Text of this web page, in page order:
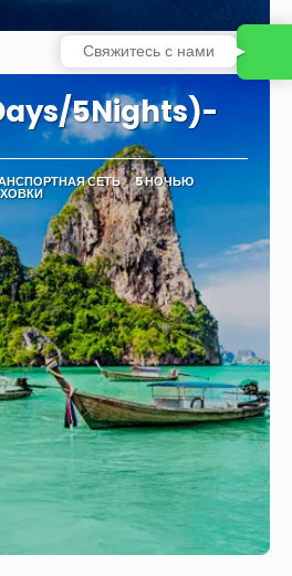
5Nights)-
СЕТЬ 5 НОЧЬЮ
Свяжитесь с нами